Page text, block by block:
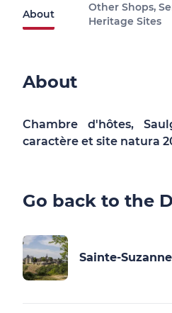
About
Other Shops,
Heritage Sites
About
Chambre d'hôtes,
caractère et site natura
Go back to the
Sainte-